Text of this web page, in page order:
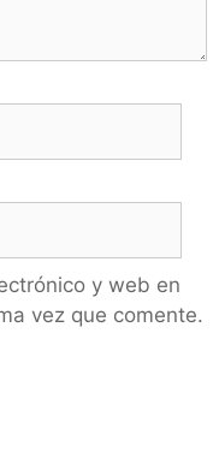
y web en
vez que comente.